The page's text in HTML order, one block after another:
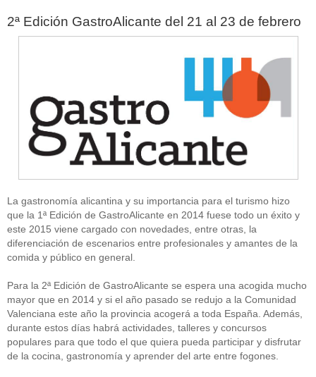
2ª Edición GastroAlicante del 21 al 23 de febrero
La gastronomía alicantina y su importancia para el turismo hizo
que la 1ª Edición de GastroAlicante en 2014 fuese todo un éxito y
este 2015 viene cargado con novedades, entre otras, la
diferenciación de escenarios entre profesionales y amantes de la
comida y público en general.
Para la 2ª Edición de GastroAlicante se espera una acogida mucho
mayor que en 2014 y si el año pasado se redujo a la Comunidad
Valenciana este año la provincia acogerá a toda España. Además,
durante estos días habrá actividades, talleres y concursos
populares para que todo el que quiera pueda participar y disfrutar
de la cocina, gastronomía y aprender del arte entre fogones.